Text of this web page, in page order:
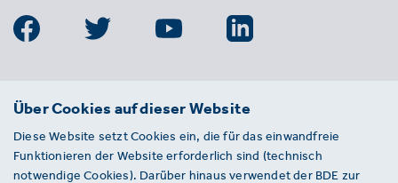
BDE
Entsorgungs-, Wasser- und
Kreislaufwirtschaft e. V.
Über Cookies auf dieser Website
Diese Website setzt Cookies ein, die für das einwandfreie
Funktionieren der Website erforderlich sind (technisch
notwendige Cookies). Darüber hinaus verwendet der BDE zur